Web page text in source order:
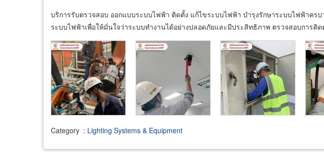
บริการรับตรวจสอบ ออกแบบระบบไฟฟ้า ติดตั้ง แก้ไขระบบไฟฟ้า บำรุงรักษาระบบไฟฟ้าคร
ระบบไฟฟ้าเพื่อให้มั่นใจว่าระบบทำงานได้อย่างปลอดภัยและมีประสิทธิภาพ ตรวจสอบการ
Category : Lighting Systems & Equipment